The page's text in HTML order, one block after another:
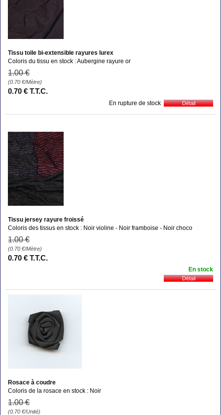
Tissu toile bi-extensible rayures lurex
Coloris du tissu en stock : Aubergine rayure or
1.00 €
(0.70 €/Mètre)
0.70 € T.T.C.
En rupture de stock
Tissu jersey rayure froissé
Coloris des tissus en stock : Noir violine - Noir framboise - Noir choco
1.00 €
(0.70 €/Mètre)
0.70 € T.T.C.
En stock
Rosace à coudre
Coloris de la rosace en stock : Noir
1.00 €
(0.70 €/Unité)